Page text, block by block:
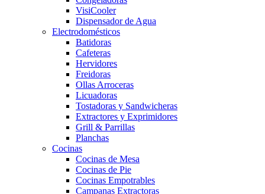
VisiCooler
Dispensador de Agua
Electrodomésticos
Batidoras
Cafeteras
Hervidores
Freidoras
Ollas Arroceras
Licuadoras
Tostadoras y Sandwicheras
Extractores y Exprimidores
Grill & Parrillas
Planchas
Cocinas
Cocinas de Mesa
Cocinas de Pie
Cocinas Empotrables
Campanas Extractoras